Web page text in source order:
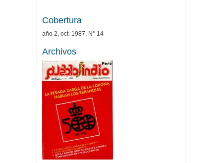
Cobertura
año 2, oct. 1987, N° 14
Archivos